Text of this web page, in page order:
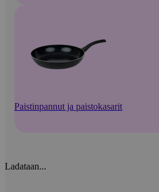
Paistinpannut ja paistokasarit
Ladataan...